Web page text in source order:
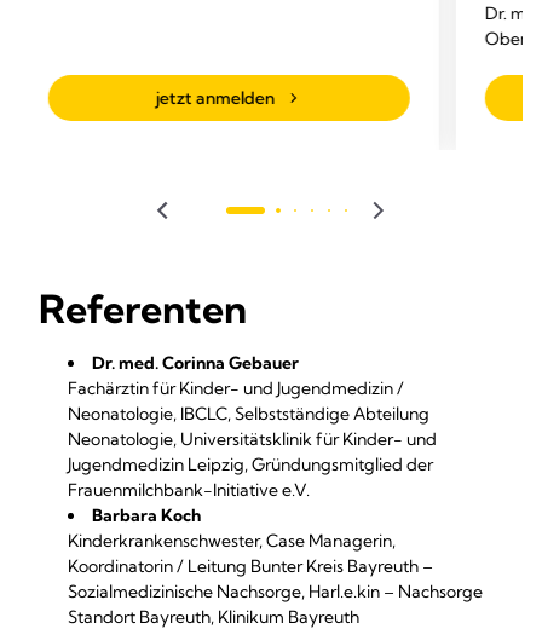
jetzt anmelden
Dr.
Referenten
Dr. med. Corinna Gebauer
Fachärztin für Kinder- und Jugendmedizin /
Neonatologie, IBCLC, Selbstständige Abteilung
Neonatologie, Universitätsklinik für Kinder- und
Jugendmedizin Leipzig, Gründungsmitglied der
Frauenmilchbank-Initiative e.V.
Barbara Koch
Kinderkrankenschwester, Case Managerin,
Koordinatorin / Leitung Bunter Kreis Bayreuth –
Sozialmedizinische Nachsorge, Harl.e.kin – Nachsorge
Standort Bayreuth, Klinikum Bayreuth